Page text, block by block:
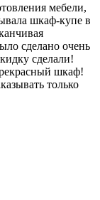
мебели,
шкаф-купе в
сделано очень
сделали!
шкаф!
только